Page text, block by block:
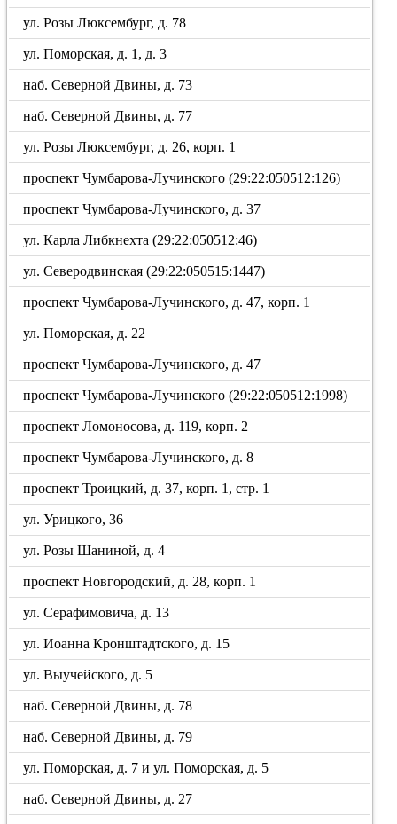
ул. Розы Люксембург, д. 78
ул. Поморская, д. 1, д. 3
наб. Северной Двины, д. 73
наб. Северной Двины, д. 77
ул. Розы Люксембург, д. 26, корп. 1
проспект Чумбарова-Лучинского (29:22:050512:126)
проспект Чумбарова-Лучинского, д. 37
ул. Карла Либкнехта (29:22:050512:46)
ул. Северодвинская (29:22:050515:1447)
проспект Чумбарова-Лучинского, д. 47, корп. 1
ул. Поморская, д. 22
проспект Чумбарова-Лучинского, д. 47
проспект Чумбарова-Лучинского (29:22:050512:1998)
проспект Ломоносова, д. 119, корп. 2
проспект Чумбарова-Лучинского, д. 8
проспект Троицкий, д. 37, корп. 1, стр. 1
ул. Урицкого, 36
ул. Розы Шаниной, д. 4
проспект Новгородский, д. 28, корп. 1
ул. Серафимовича, д. 13
ул. Иоанна Кронштадтского, д. 15
ул. Выучейского, д. 5
наб. Северной Двины, д. 78
наб. Северной Двины, д. 79
ул. Поморская, д. 7 и ул. Поморская, д. 5
наб. Северной Двины, д. 27